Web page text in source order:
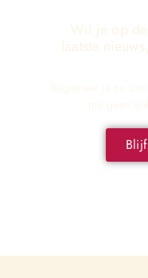
Wil je op
laatste
Registreer je nu om
mis geen